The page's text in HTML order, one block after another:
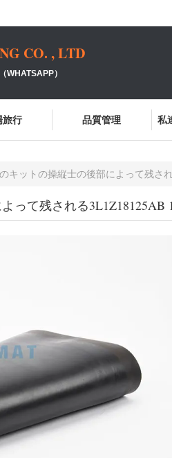
CO. , LTD
）
行 品質管理 私
キットの操縦士の後部によって残さ
って残される3L1Z18125AB